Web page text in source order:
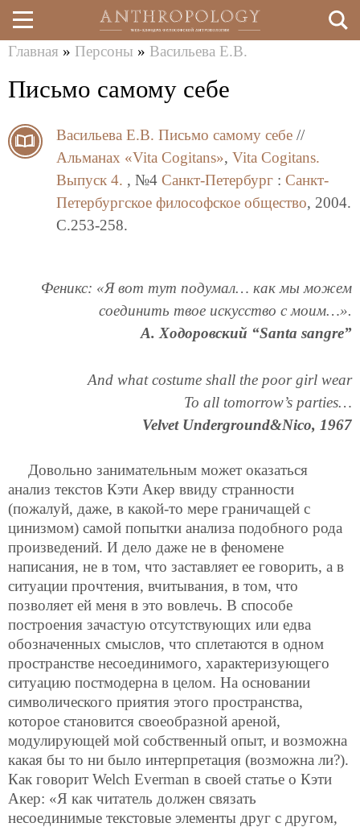
Перейти
к
здесь
Главная » Персоны » Васильева Е.В.
Письмо самому себе
Васильева Е.В. Письмо самому себе //
Альманах «Vita Cogitans», Vita Cogitans.
Выпуск 4. , №4 Санкт-Петербург : Санкт-
Петербургское философское общество, 2004.
C.253-258.
Феникс: «Я вот тут подумал… как мы можем
соединить твое искусство с моим…».
А. Ходоровский “Santa sangre”
And what costume shall the poor girl wear
To all tomorrow’s parties…
Velvet Underground&Nico, 1967
Довольно занимательным может оказаться
анализ текстов Кэти Акер ввиду странности
(пожалуй, даже, в какой-то мере граничащей с
цинизмом) самой попытки анализа подобного рода
произведений. И дело даже не в феномене
написания, не в том, что заставляет ее говорить, а в
ситуации прочтения, вчитывания, в том, что
позволяет ей меня в это вовлечь. В способе
построения зачастую отсутствующих или едва
обозначенных смыслов, что сплетаются в одном
пространстве несоединимого, характеризующего
ситуацию постмодерна в целом. На основании
символического приятия этого пространства,
которое становится своеобразной ареной,
модулирующей мой собственный опыт, и возможна
какая бы то ни было интерпретация (возможна ли?).
Как говорит Welch Everman в своей статье о Кэти
Акер: «Я как читатель должен связать
несоединимые текстовые элементы друг с другом,